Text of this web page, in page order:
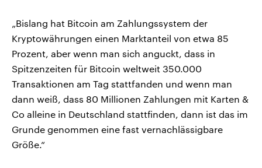
„Bislang hat Bitcoin am Zahlungssystem der
Kryptowährungen einen Marktanteil von etwa 85
Prozent, aber wenn man sich anguckt, dass in
Spitzenzeiten für Bitcoin weltweit 350.000
Transaktionen am Tag stattfanden und wenn man
dann weiß, dass 80 Millionen Zahlungen mit Karten &
Co alleine in Deutschland stattfinden, dann ist das im
Grunde genommen eine fast vernachlässigbare
Größe.“